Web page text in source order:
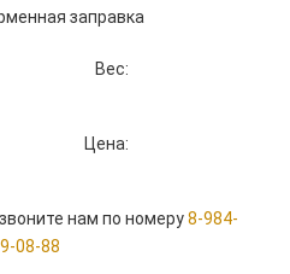
заправка
Вес:
Цена:
нам по номеру8-984-
08-88